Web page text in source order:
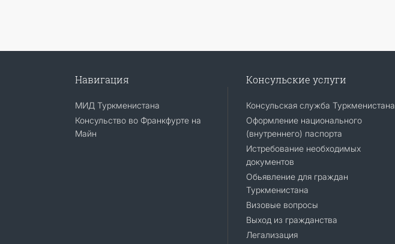
Навигация
МИД Туркменистана
Консульство во Франкфурте на
Майн
Консульские услуги
Консульская служба Туркменистана
Оформление национального
(внутреннего) паспорта
Истребование необходимых
документов
Обьявление для граждан
Туркменистана
Визовые вопросы
Выход из гражданства
Легализация